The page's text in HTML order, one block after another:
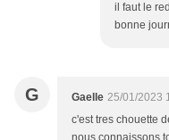
il faut le
bonne
G Gaelle 25/01/2023
c'est tres chouette
nous connaissons